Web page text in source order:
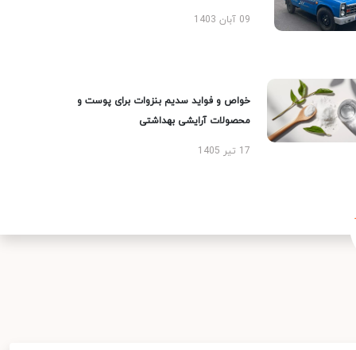
09 آبان 1403
خواص و فواید سدیم بنزوات برای پوست و
محصولات آرایشی بهداشتی
17 تیر 1405